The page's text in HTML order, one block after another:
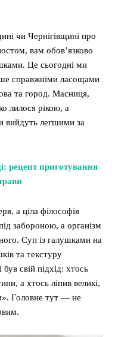
чи Чернігівщині про
вам обов’язково
Це сьогодні ми
справжніми ласощами
та город. Масниця,
лилося рікою, а
вийдуть легшими за
рецепт приготування
а ціла філософія
забороною, а організм
Суп із галушками на
та текстуру
свій підхід: хтось
а хтось ліпив великі,
Головне тут — не